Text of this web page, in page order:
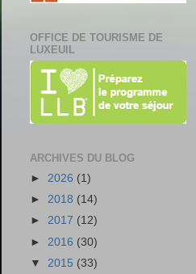
OFFICE DE TOURISME DE
LUXEUIL
ARCHIVES DU BLOG
► 2026 (1)
► 2018 (14)
► 2017 (12)
► 2016 (30)
▼ 2015 (33)